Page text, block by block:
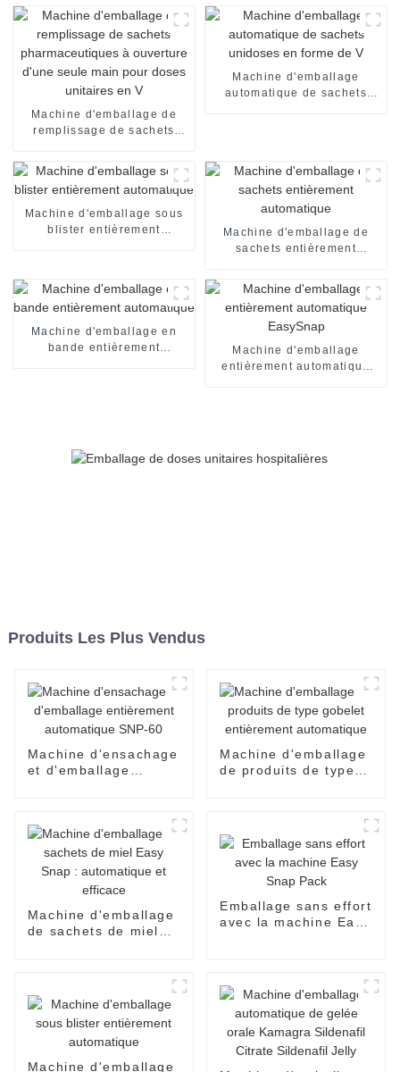
Machine d'emballage de
remplissage de sachets
ouverture d'une seule main
pour doses unitaires en V
Machine d'emballage
automatique de sachets
Machine d'emballage sous
blister entièrement
Machine d'emballage de
sachets entièrement
Machine d'emballage en
bande entièrement
Machine d'emballage
entièrement automatique
Produits Les Plus Vendus
Machine d'ensachage
et d'emballage
Machine d'emballage
de produits de type
Machine d'emballage
de sachets de miel
Emballage sans effort
avec la machine Easy
Machine d'emballage